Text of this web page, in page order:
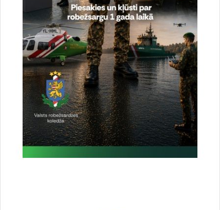
Valsts robežsardzes amatpersonas apbalvo ar
Viestura ordeni
03.05.2018.
Šā gada 3.maijā Rīgas pilī notika svinīgā ceremonija, kuras laikā Valsts
prezidents Raimonds Vējonis pasniedza valsts augstākos apbalvojumus -
Triju zvaigžņu ordeni, Viestura ordeni un ordeņa goda…
Jaunumi